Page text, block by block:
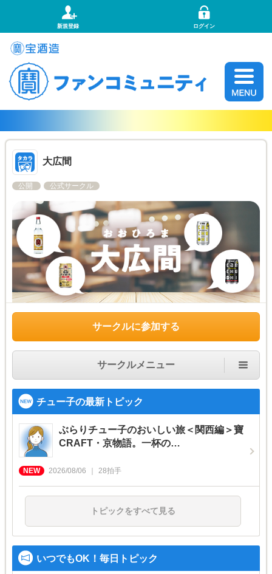
新規登録 ログイン
大広間
公開 公式サークル
サークルに参加する
サークルメニュー
チュー子の最新トピック
ぶらりチュー子のおいしい旅＜関西編＞寶
CRAFT・京物語。一杯の…
2026/08/06 28拍手
トピックをすべて見る
いつでもOK！毎日トピック